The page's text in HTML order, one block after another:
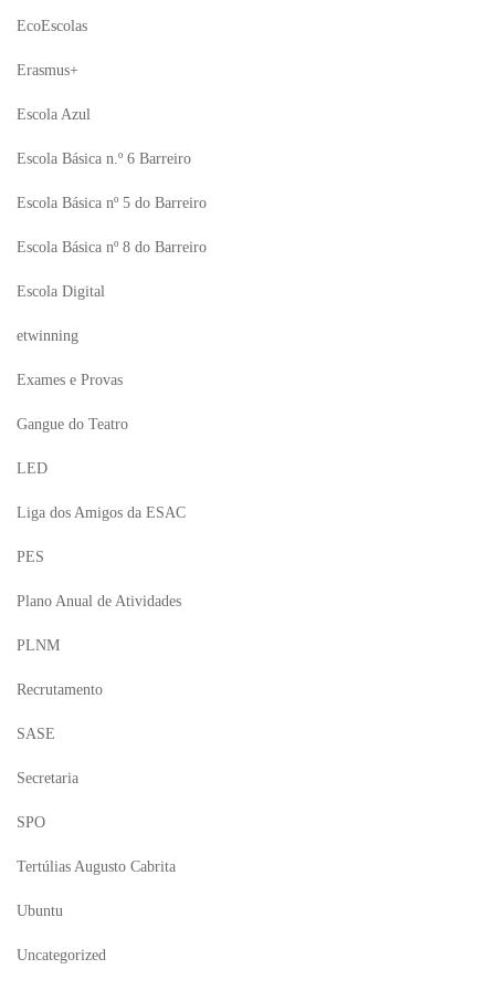
EcoEscolas
Erasmus+
Escola Azul
Escola Básica n.º 6 Barreiro
Escola Básica nº 5 do Barreiro
Escola Básica nº 8 do Barreiro
Escola Digital
etwinning
Exames e Provas
Gangue do Teatro
LED
Liga dos Amigos da ESAC
PES
Plano Anual de Atividades
PLNM
Recrutamento
SASE
Secretaria
SPO
Tertúlias Augusto Cabrita
Ubuntu
Uncategorized